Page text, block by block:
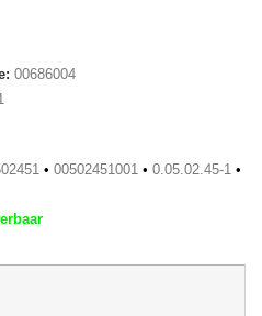
00686004
• 00502451001 • 0.05.02.45-1 •